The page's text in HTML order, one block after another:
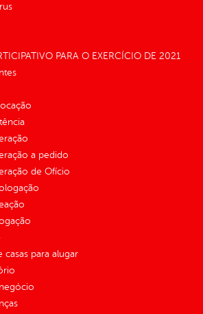
PARA O EXERCÍCIO DE 2021
a pedido
de Ofício
casas para alugar